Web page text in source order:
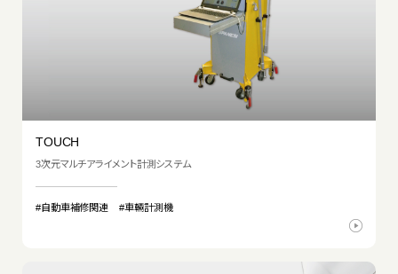
TOUCH
3次元マルチアライメント計測システム
#自動車補修関連 #車輛計測機